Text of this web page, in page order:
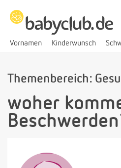
Vornamen Kinderwunsch
Themenbereich:
woher